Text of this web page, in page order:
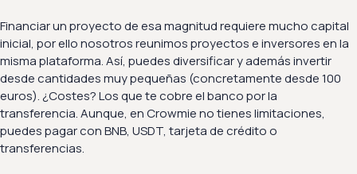
Financiar un proyecto de esa magnitud requiere mucho capital
inicial, por ello nosotros reunimos proyectos e inversores en la
misma plataforma. Así, puedes diversificar y además invertir
desde cantidades muy pequeñas (concretamente desde 100
euros). ¿Costes? Los que te cobre el banco por la
transferencia. Aunque, en Crowmie no tienes limitaciones,
puedes pagar con BNB, USDT, tarjeta de crédito o
transferencias.